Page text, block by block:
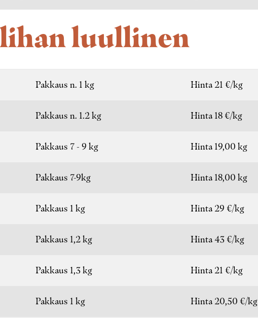
luullinen
Pakkaus n. 1 kg Hinta 21 €/kg
Pakkaus n. 1.2 kg Hinta 18 €/kg
Pakkaus 7 - 9 kg Hinta 19,00 kg
Pakkaus 7-9kg Hinta 18,00 kg
Pakkaus 1 kg Hinta 29 €/kg
Pakkaus 1,2 kg Hinta 43 €/kg
Pakkaus 1,3 kg Hinta 21 €/kg
Pakkaus 1 kg Hinta 20,50 €/kg